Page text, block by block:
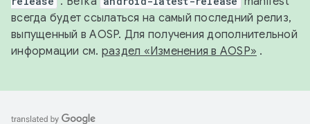
всегда будет ссылаться на самый последний релиз,
выпущенный в AOSP. Для получения дополнительной
информации см. раздел «Изменения в AOSP» .